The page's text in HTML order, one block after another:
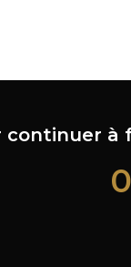
continuer à